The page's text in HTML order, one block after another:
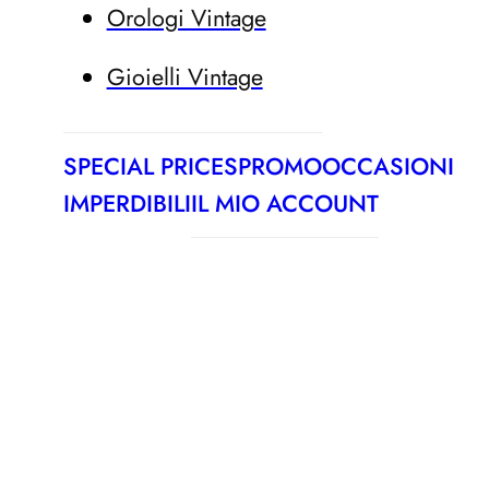
Orologi Vintage
Gioielli Vintage
SPECIAL PRICESPROMOOCCASIONI
IMPERDIBILIIL MIO ACCOUNT